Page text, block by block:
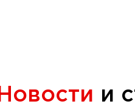
Новости и